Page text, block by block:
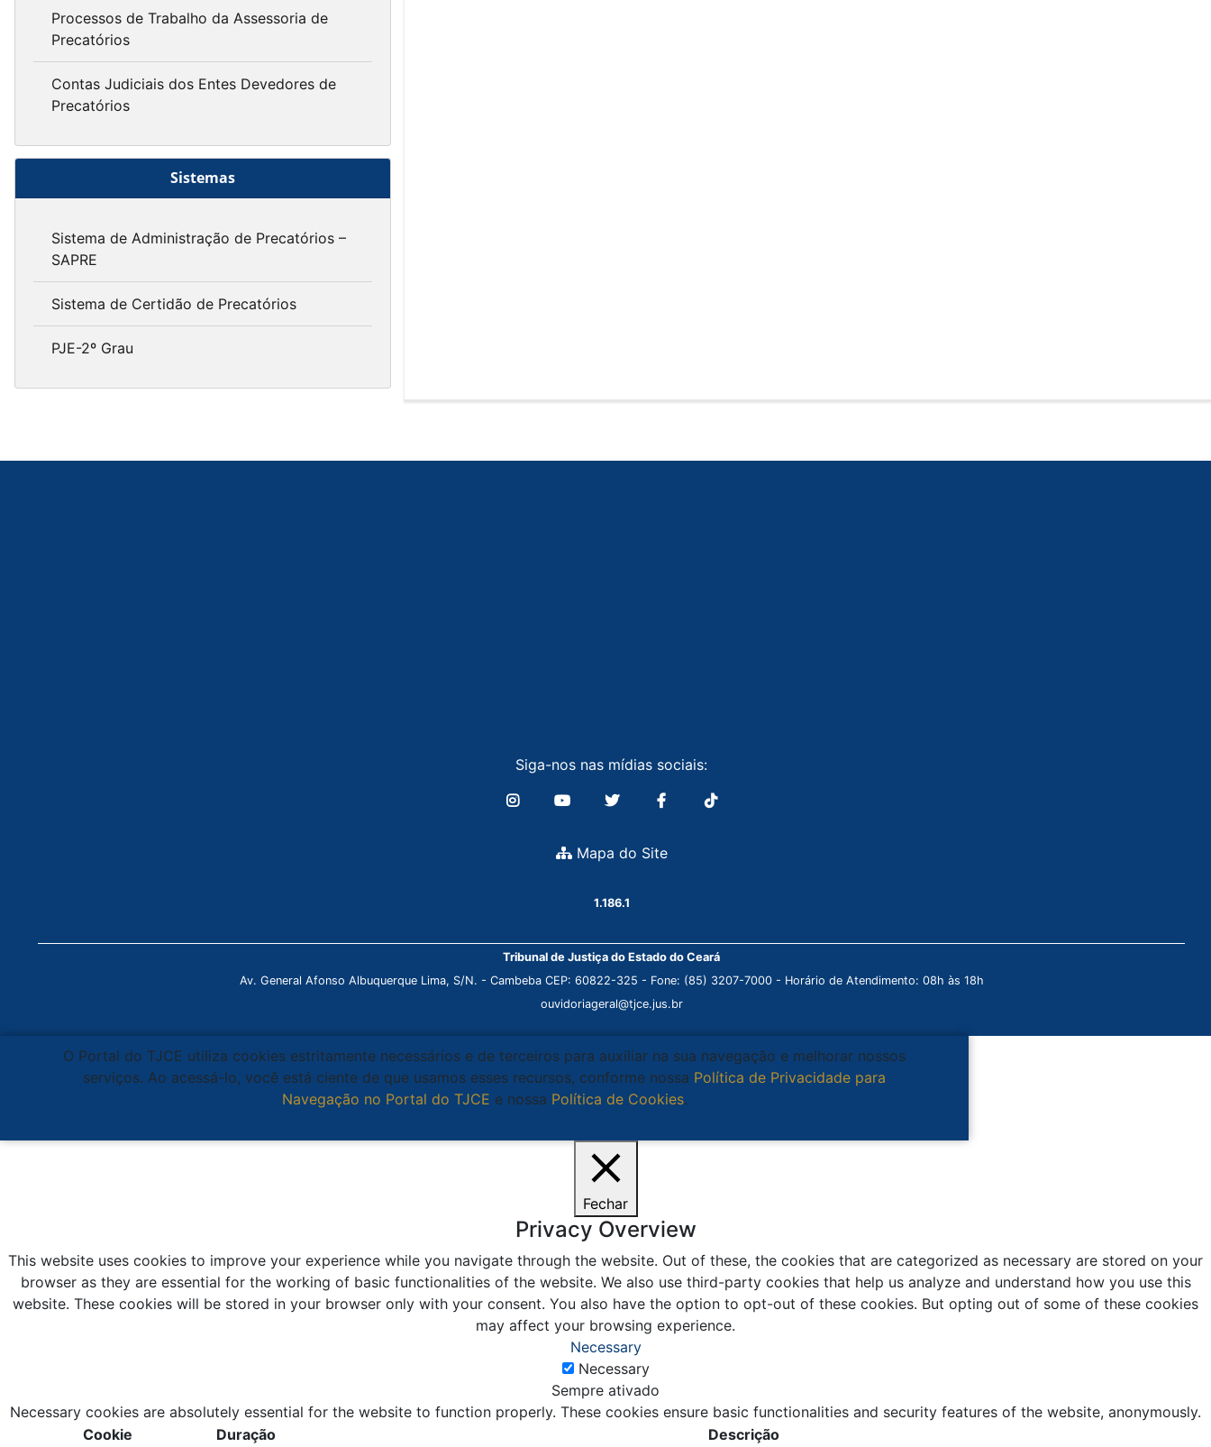
Processos de Trabalho da Assessoria de
Precatórios
Contas Judiciais dos Entes Devedores de
Precatórios
Sistemas
Sistema de Administração de Precatórios –
SAPRE
Sistema de Certidão de Precatórios
PJE-2º Grau
Siga-nos nas mídias sociais:
Mapa do Site
1.186.1
Tribunal de Justiça do Estado do Ceará
Av. General Afonso Albuquerque Lima, S/N. - Cambeba CEP: 60822-325 - Fone: (85) 3207-7000 - Horário de Atendimento: 08h às 18h
ouvidoriageral@tjce.jus.br
O Portal do TJCE utiliza cookies estritamente necessários e de terceiros para auxiliar na sua navegação e melhorar nossos
serviços. Ao acessá-lo, você está ciente de que usamos esses recursos, conforme nossa Política de Privacidade para
Navegação no Portal do TJCE e nossa Política de Cookies.
Fechar
Privacy Overview
This website uses cookies to improve your experience while you navigate through the website. Out of these, the cookies that are categorized as necessary are stored on your
browser as they are essential for the working of basic functionalities of the website. We also use third-party cookies that help us analyze and understand how you use this
website. These cookies will be stored in your browser only with your consent. You also have the option to opt-out of these cookies. But opting out of some of these cookies
may affect your browsing experience.
Necessary
Necessary
Sempre ativado
Necessary cookies are absolutely essential for the website to function properly. These cookies ensure basic functionalities and security features of the website, anonymously.
Cookie
Duração Descrição